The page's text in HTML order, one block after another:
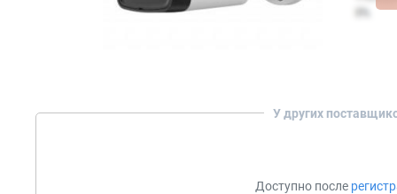
У других
Доступно после